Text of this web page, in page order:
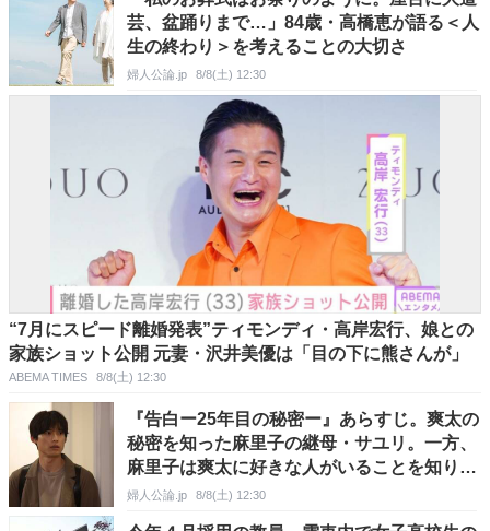
芸、盆踊りまで…」84歳・高橋恵が語る＜人
生の終わり＞を考えることの大切さ
婦人公論.jp 8/8(土) 12:30
“7月にスピード離婚発表”ティモンディ・高岸宏行、娘との
家族ショット公開 元妻・沢井美優は「目の下に熊さんが」
ABEMA TIMES 8/8(土) 12:30
『告白ー25年目の秘密ー』あらすじ。爽太の
秘密を知った麻里子の継母・サユリ。一方、
麻里子は爽太に好きな人がいることを知り…
＜ネタバレ＞
婦人公論.jp 8/8(土) 12:30